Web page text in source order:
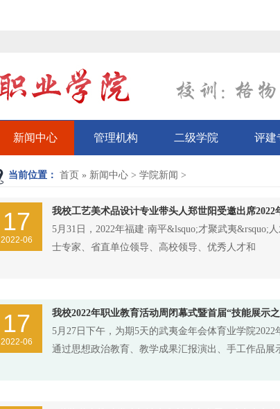
新闻中心 管理机构 二级学院 评建
当前位置： 首页 » 新闻中心> 学院新闻 >
17
2022-06
我校工艺美术品设计专业带头人郑世阳受邀出席2022
5月31日，2022年福建·南平&lsquo;才聚武夷&rsquo;
士专家、省直单位领导、高校领导、优秀人才和
17
2022-06
我校2022年职业教育活动周闭幕式暨首届“技能展示
5月27日下午，为期5天的武夷金年会体育业学院
通过思想政治教育、教学成果汇报演出、手工作品展